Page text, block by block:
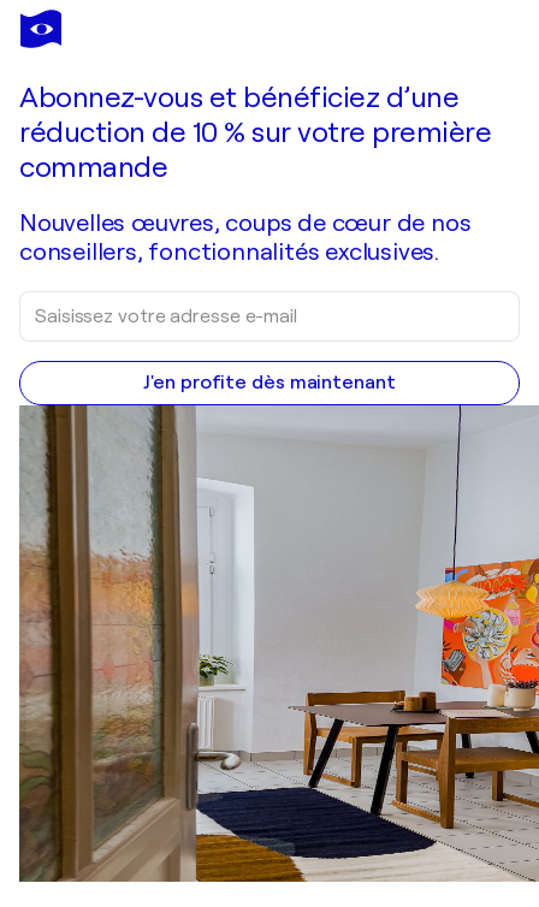
Abonnez-vous et bénéficiez d’une
réduction de 10 % sur votre première
commande
Nouvelles œuvres, coups de cœur de nos
conseillers, fonctionnalités exclusives.
J'en profite dès maintenant